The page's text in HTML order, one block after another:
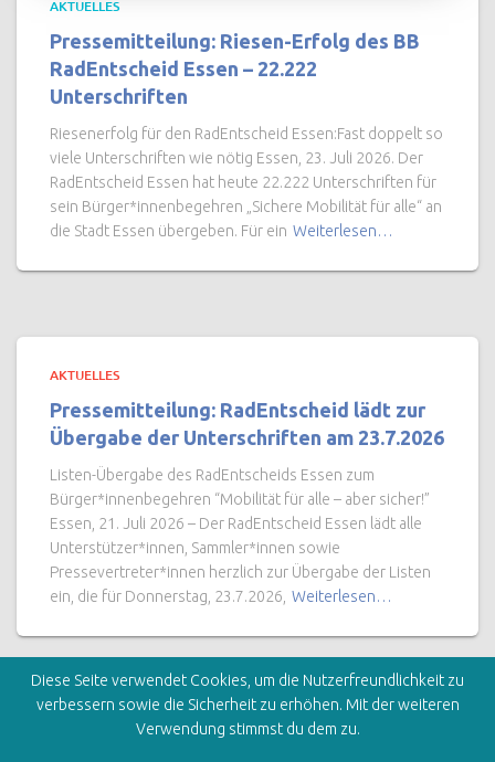
AKTUELLES
Pressemitteilung: Riesen-Erfolg des BB
RadEntscheid Essen – 22.222
Unterschriften
Riesenerfolg für den RadEntscheid Essen:Fast doppelt so
viele Unterschriften wie nötig Essen, 23. Juli 2026. Der
RadEntscheid Essen hat heute 22.222 Unterschriften für
sein Bürger*innenbegehren „Sichere Mobilität für alle“ an
die Stadt Essen übergeben. Für ein Weiterlesen…
AKTUELLES
Pressemitteilung: RadEntscheid lädt zur
Übergabe der Unterschriften am 23.7.2026
Listen-Übergabe des RadEntscheids Essen zum
Bürger*innenbegehren “Mobilität für alle – aber sicher!”
Essen, 21. Juli 2026 – Der RadEntscheid Essen lädt alle
Unterstützer*innen, Sammler*innen sowie
Pressevertreter*innen herzlich zur Übergabe der Listen
ein, die für Donnerstag, 23.7.2026, Weiterlesen…
Diese Seite verwendet Cookies, um die Nutzerfreundlichkeit zu
verbessern sowie die Sicherheit zu erhöhen. Mit der weiteren
Verwendung stimmst du dem zu.